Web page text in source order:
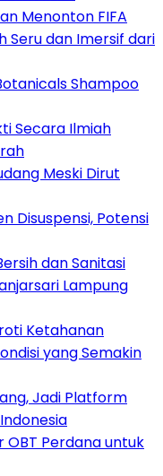
Menonton FIFA
Seru dan Imersif dari
Shampoo
Secara Ilmiah
Meski Dirut
Disuspensi, Potensi
dan Sanitasi
Lampung
Ketahanan
yang Semakin
Jadi Platform
OBT Perdana untuk